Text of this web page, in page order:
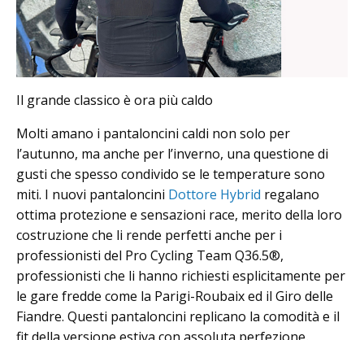
Il grande classico è ora più caldo
Molti amano i pantaloncini caldi non solo per
l’autunno, ma anche per l’inverno, una questione di
gusti che spesso condivido se le temperature sono
miti. I nuovi pantaloncini Dottore Hybrid regalano
ottima protezione e sensazioni race, merito della loro
costruzione che li rende perfetti anche per i
professionisti del Pro Cycling Team Q36.5®,
professionisti che li hanno richiesti esplicitamente per
le gare fredde come la Parigi-Roubaix ed il Giro delle
Fiandre. Questi pantaloncini replicano la comodità e il